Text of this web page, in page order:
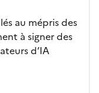
au mépris des
à signer des
d’IA